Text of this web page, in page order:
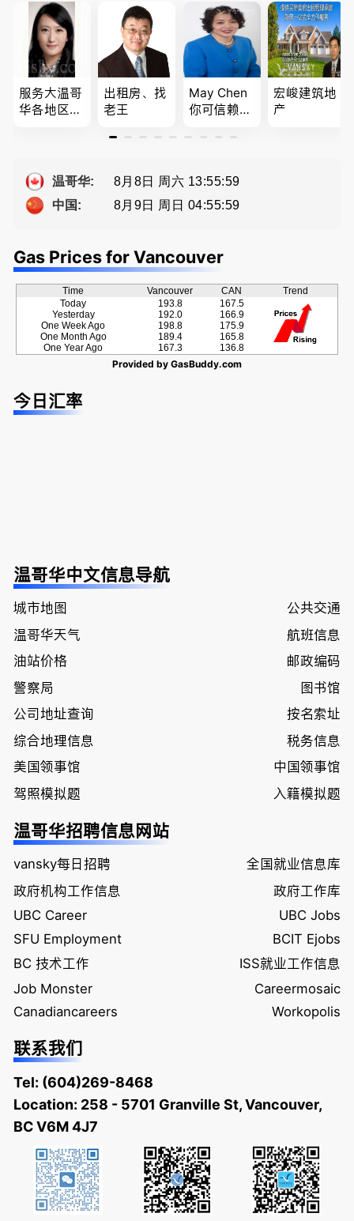
姻家庭、遗
嘱遗产
纠纷，审判
辩护
服务大温哥
华各地区的
Sophia Fan
房屋买卖,
资产规划管
出租房、找
老王
May Chen
你可信赖的
为你提供全
服务
宏峻建筑地
产
温哥华:
8月8日 周六 13:56:00
中国:
8月9日 周日 04:56:00
Gas Prices for Vancouver
Time Vancouver CAN
Trend
Today
Yesterday
One Week Ago
One Month Ago
One Year Ago
193.8
192.0
198.8
189.4
167.3
167.5
166.9
175.9
165.8
136.8
Provided by GasBuddy.com
今日汇率
温哥华中文信息导航
城市地图
公共交通
温哥华天气
航班信息
油站价格
邮政编码
警察局
图书馆
公司地址查询
按名索址
综合地理信息
税务信息
美国领事馆
中国领事馆
驾照模拟题
入籍模拟题
温哥华招聘信息网站
vansky每日招聘
全国就业信息库
政府机构工作信息
政府工作库
UBC Career
UBC Jobs
SFU Employment
BCIT Ejobs
BC 技术工作
ISS就业工作信息
Job Monster
Careermosaic
Canadiancareers
Workopolis
联系我们
Tel: (604)269-8468
Location: 258 - 5701 Granville St, Vancouver,
BC V6M 4J7